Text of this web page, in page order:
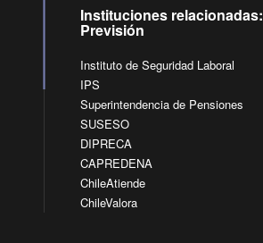
Instituciones relacionadas:
Previsión
Instituto de Seguridad Laboral
IPS
Superintendencia de Pensiones
SUSESO
DIPRECA
CAPREDENA
ChileAtiende
ChileValora